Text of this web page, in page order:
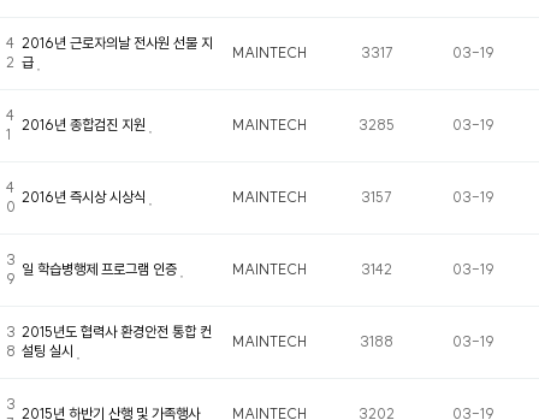
4
2
2016년 근로자의날 전사원 선물 지
급
MAINTECH 3317 03-19
4
1
2016년 종합검진 지원 MAINTECH 3285 03-19
4
0
2016년 즉시상 시상식 MAINTECH 3157 03-19
3
9
일 학습병행제 프로그램 인증 MAINTECH 3142 03-19
3
8
2015년도 협력사 환경안전 통합 컨
설팅 실시
MAINTECH 3188 03-19
3
2015년 하반기 산행 및 가족행사 MAINTECH 3202 03-19